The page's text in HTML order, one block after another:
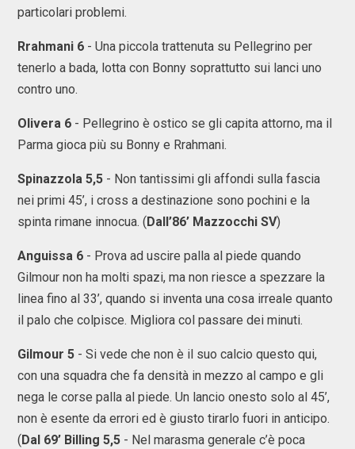
particolari problemi.
Rrahmani 6 - Una piccola trattenuta su Pellegrino per
tenerlo a bada, lotta con Bonny soprattutto sui lanci uno
contro uno.
Olivera 6 - Pellegrino è ostico se gli capita attorno, ma il
Parma gioca più su Bonny e Rrahmani.
Spinazzola 5,5 - Non tantissimi gli affondi sulla fascia
nei primi 45’, i cross a destinazione sono pochini e la
spinta rimane innocua. ( Dall’86’ Mazzocchi SV)
Anguissa 6 - Prova ad uscire palla al piede quando
Gilmour non ha molti spazi, ma non riesce a spezzare la
linea fino al 33’, quando si inventa una cosa irreale quanto
il palo che colpisce. Migliora col passare dei minuti.
Gilmour 5 - Si vede che non è il suo calcio questo qui,
con una squadra che fa densità in mezzo al campo e gli
nega le corse palla al piede. Un lancio onesto solo al 45’,
non è esente da errori ed è giusto tirarlo fuori in anticipo.
( Dal 69’ Billing 5,5 - Nel marasma generale c’è poca